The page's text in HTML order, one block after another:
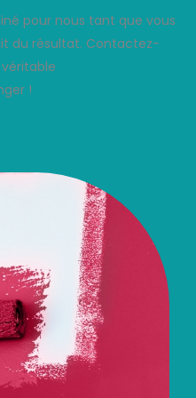
pour nous tant que vous
du résultat. Contactez-
!